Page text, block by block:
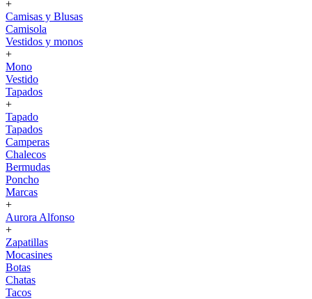
+
Camisas y Blusas
Camisola
Vestidos y monos
+
Mono
Vestido
Tapados
+
Tapado
Tapados
Camperas
Chalecos
Bermudas
Poncho
Marcas
+
Aurora Alfonso
+
Zapatillas
Mocasines
Botas
Chatas
Tacos